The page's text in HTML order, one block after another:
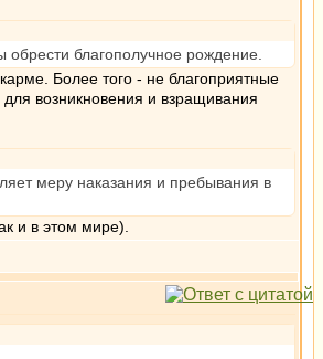
благополучное рождение.
Более того - не благоприятные
возникновения и взращивания
меру наказания и пребывания в
и в этом мире).